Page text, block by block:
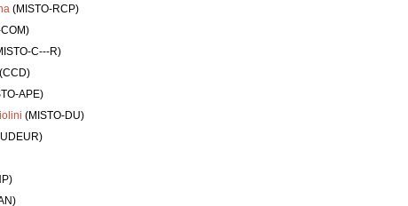
(MISTO-RCP)
C---R)
(CCD)
APE)
(MISTO-DU)